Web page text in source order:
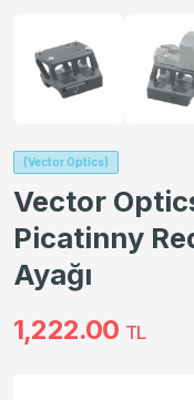
(Vector Optics)
Vector
Picatinny
Ayağı
1,222.00 TL